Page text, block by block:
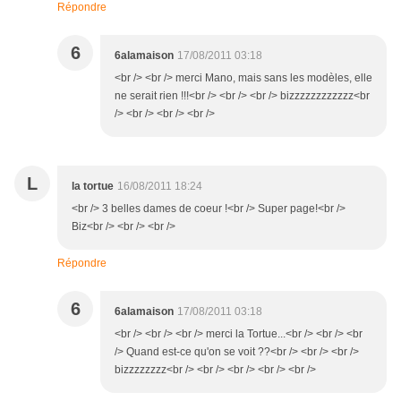
Répondre
6 6alamaison 17/08/2011 03:18
<br /> <br /> merci Mano, mais sans les modèles, elle
ne serait rien !!!<br /> <br /> <br /> bizzzzzzzzzzzz<br
/> <br /> <br /> <br />
L la tortue 16/08/2011 18:24
<br /> 3 belles dames de coeur !<br /> Super page!<br />
Biz<br /> <br /> <br />
Répondre
6 6alamaison 17/08/2011 03:18
<br /> <br /> <br /> merci la Tortue...<br /> <br /> <br
/> Quand est-ce qu'on se voit ??<br /> <br /> <br />
bizzzzzzzz<br /> <br /> <br /> <br /> <br />